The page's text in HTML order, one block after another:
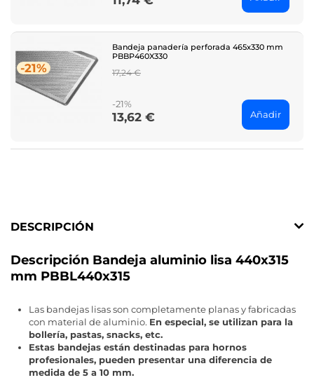
-21%
Bandeja panadería perforada 465x330 mm
PBBP460X330
Regular
17,24 €
-21%
Price
13,62 € Añadir
DESCRIPCIÓN
Descripción Bandeja aluminio lisa 440x315
mm PBBL440x315
Las bandejas lisas son completamente planas y fabricadas
con material de aluminio. En especial, se utilizan para la
bollería, pastas, snacks, etc.
Estas bandejas están destinadas para hornos
profesionales, pueden presentar una diferencia de
medida de 5 a 10 mm.